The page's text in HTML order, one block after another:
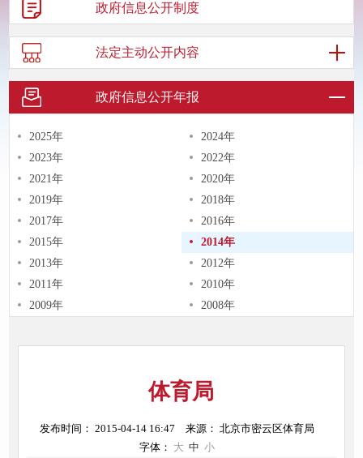
政府信息公开制度
法定主动公开内容
政府信息公开年报
2025年
2024年
2023年
2022年
2021年
2020年
2019年
2018年
2017年
2016年
2015年
2014年
2013年
2012年
2011年
2010年
2009年
2008年
体育局
发布时间： 2015-04-14 16:47
来源： 北京市密云区体育局
字体： 大 中 小